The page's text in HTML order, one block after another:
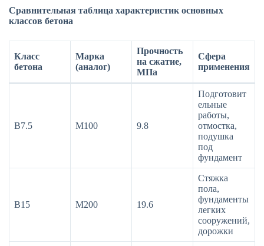
Сравнительная таблица характеристик основных
классов бетона
Класс
бетона
Марка
(аналог)
Прочность
на сжатие,
МПа
Сфера
применения
В7.5 М100 9.8
Подготовит
ельные
работы,
отмостка,
подушка
под
фундамент
В15 М200 19.6
Стяжка
пола,
фундаменты
легких
сооружений,
дорожки